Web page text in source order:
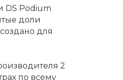
DS Podium
доли
для
2
по всему